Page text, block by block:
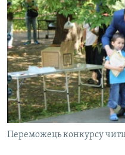
ВСЕ ЗА ДЕНЬ
СПЕЦПРОЕКТИ
ДЕПОРТАЦІЯ
ВІДЕОУРОКИ «ELIFBE»
СВІДЧЕННЯ ОКУПАЦІЇ
УКРАЇНСЬКА ПРОБЛЕМА
ІНФОГРАФІКА
ЯК ОБІЙТИ
Русский
Qırımtatar
ДОЛУЧАЙСЯ!
Переможець конкурсу